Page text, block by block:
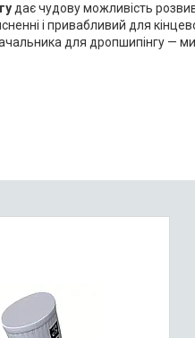
дає чудову можливість
і привабливий для
для дропшипінгу —